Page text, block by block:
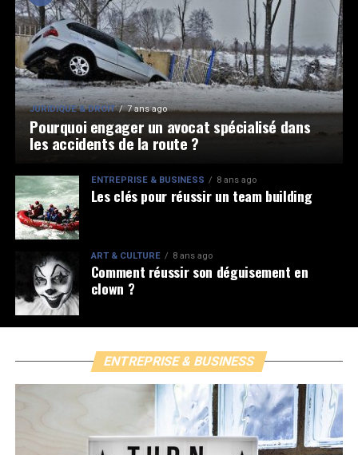
JURIDIQUE & DROIT 7 ans ago
Pourquoi engager un avocat spécialisé dans
les accidents de la route ?
ENTREPRISE & BUSINESS 8 ans ago
Les clés pour réussir un team building
ART & CULTURE 8 ans ago
Comment réussir son déguisement en
clown ?
ENTREPRISE & BUSINESS